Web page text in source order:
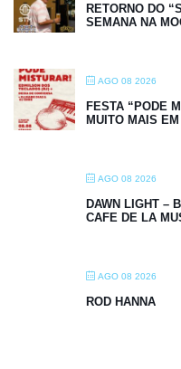
RETORNO DO
SEMANA NA
AGO 08 2026
FESTA “PODE
MUITO MAIS
AGO 08 2026
DAWN LIGHT –
CAFE DE LA
AGO 08 2026
ROD HANNA